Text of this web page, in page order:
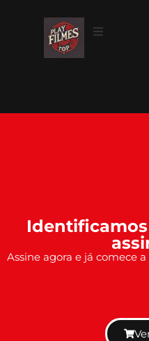
Assine agora e já comece